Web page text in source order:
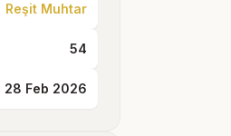
Reşit Muhtar
54
28 Feb 2026